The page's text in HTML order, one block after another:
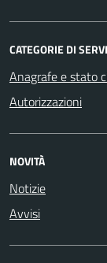
CATEGORIE DI
Anagrafe e stato
Autorizzazioni
NOVITÀ
Notizie
Avvisi